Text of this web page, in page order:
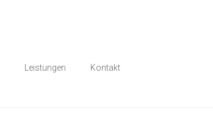
Leistungen Kontakt